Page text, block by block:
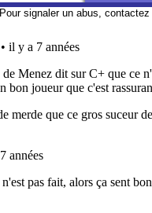
Pour signaler un abus, contactez